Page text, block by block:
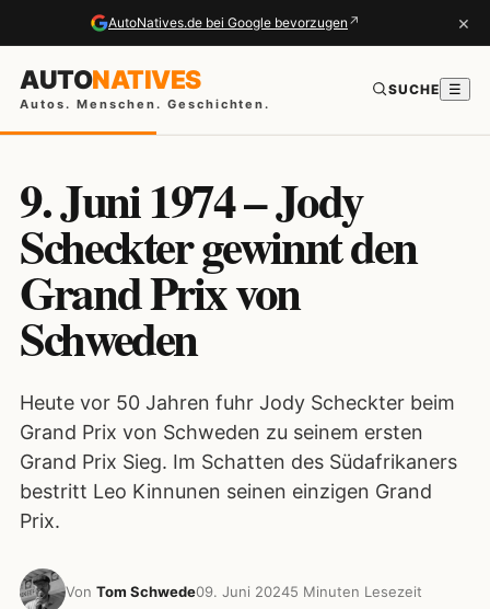
AutoNatives.de bei Google bevorzugen ↗ ×
AUTONATIVES
Autos. Menschen. Geschichten.
SUCHE ☰
9. Juni 1974 – Jody
Scheckter gewinnt den
Grand Prix von
Schweden
Heute vor 50 Jahren fuhr Jody Scheckter beim
Grand Prix von Schweden zu seinem ersten
Grand Prix Sieg. Im Schatten des Südafrikaners
bestritt Leo Kinnunen seinen einzigen Grand
Prix.
Von Tom Schwede09. Juni 20245 Minuten Lesezeit